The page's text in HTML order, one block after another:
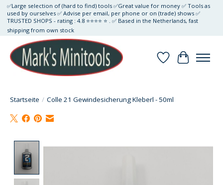
✅Large selection of (hard to find) tools ✅Great value for money ✅ Tools as
used by ourselves ✅ Advise per email, per phone or on (trade) shows ✅
TRUSTED SHOPS - rating : 4.8 ⭐⭐⭐⭐ ⭐ . ✅ Based in the Netherlands, fast
shipping from own stock
Wunschzettel
Ihr
Startseite / Colle 21 Gewindesicherung Kleberl - 50ml
Product image slideshow Items